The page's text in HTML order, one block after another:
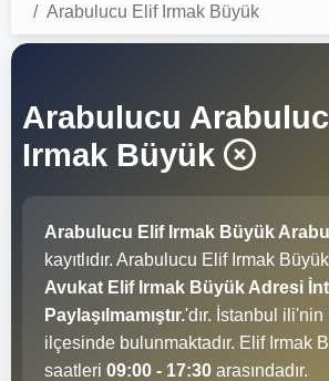
Arabulucu Elif Irmak Büyük
Arabulucu
Irmak Büyük
Arabulucu Elif Irmak Büyük
kayıtlıdır. Arabulucu Elif Irmak
Avukat Elif Irmak Büyük Adresi
Paylaşılmamıştır.'dır. İstanbul ili'nin
ilçesinde bulunmaktadır. Elif Irmak
saatleri 09:00 - 17:30 arasındadır.